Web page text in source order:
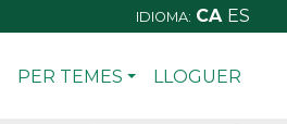
IDIOMA: CA ES
PER TEMES LLOGUER